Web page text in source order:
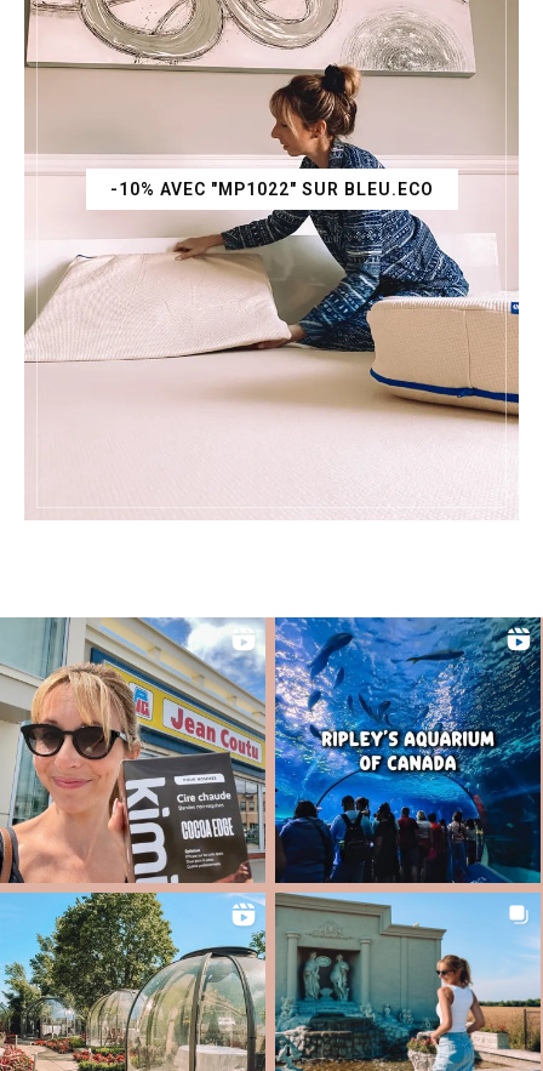
-10% AVEC "MP1022" SUR BLEU.ECO